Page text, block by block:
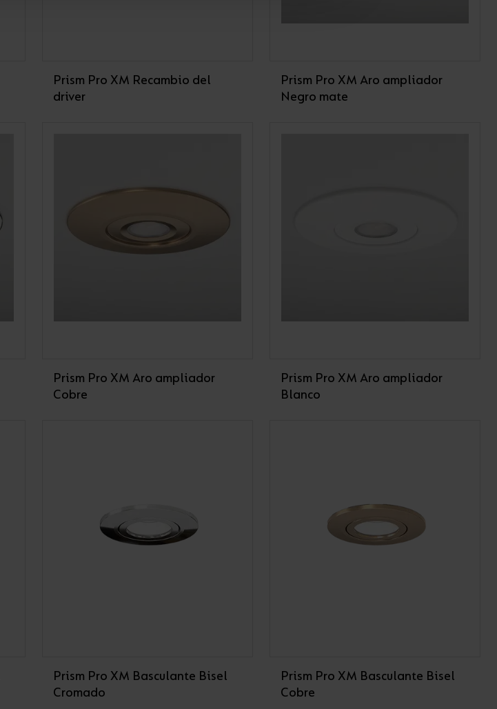
Prism Pro XM Recambio del
driver
Prism Pro XM Aro ampliador
Negro mate
Prism Pro XM Aro ampliador
Cobre
Prism Pro XM Aro ampliador
Blanco
Prism Pro XM Basculante Bisel
Cromado
Prism Pro XM Basculante Bisel
Cobre